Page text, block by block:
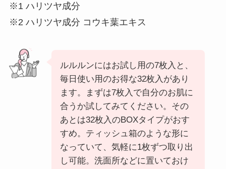
※1 ハリツヤ成分
※2 ハリツヤ成分 コウキ葉エキス
ルルルンにはお試し用の7枚入と、
毎日使い用のお得な32枚入があり
ます。まずは7枚入で自分のお肌に
合うか試してみてください。その
あとは32枚入のBOXタイプがおす
すめ。ティッシュ箱のような形に
なっていて、気軽に1枚ずつ取り出
し可能。洗面所などに置いておけ